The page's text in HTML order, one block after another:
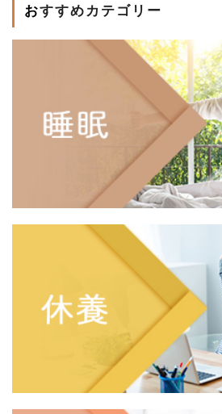
おすすめカテゴリー